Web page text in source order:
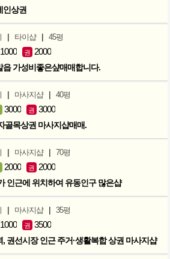
인상권
| 타이샵 | 45평
1000 권 2000
읍 가성비좋은샾매매합니다.
| 마사지샵 | 40평
3000 권 3000
골목상권 마사지샵매매.
| 마사지샵 | 70평
2000 권 2000
인근에 위치하여 유동인구 많은샵
| 마사지샵 | 35평
1000 권 3500
, 권선시장 인근 주거·생활복합 상권 마사지샵